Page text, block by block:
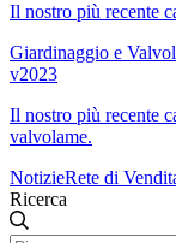
Il nostro più recente
Giardinaggio e
v2023
Il nostro più recente
valvolame.
NotizieRete di
Ricerca